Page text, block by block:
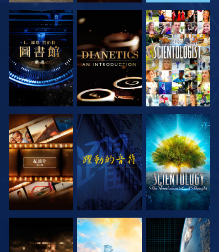
探索系列節目 探索系列節目 觀看
探索系列節目 觀看 探索系列節目
探索系列節目 探索系列節目 觀看